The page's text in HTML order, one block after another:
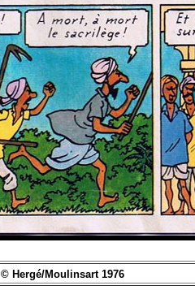
© Hergé/Moulinsart 1976